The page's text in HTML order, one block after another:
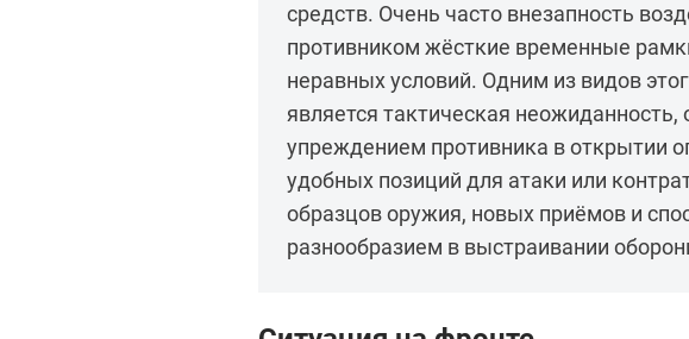
средств. Очень часто внезапность
противником жёсткие временные
неравных условий. Одним из видов
является тактическая неожиданность,
упреждением противника в открытии
удобных позиций для атаки или
образцов оружия, новых приёмов и
разнообразием в выстраивании